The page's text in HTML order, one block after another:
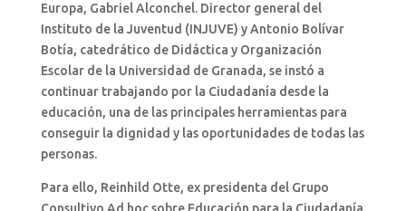
Europa, Gabriel Alconchel. Director general del
Instituto de la Juventud (INJUVE) y Antonio Bolívar
Botía, catedrático de Didáctica y Organización
Escolar de la Universidad de Granada, se instó a
continuar trabajando por la Ciudadanía desde la
educación, una de las principales herramientas para
conseguir la dignidad y las oportunidades de todas las
personas.
Para ello, Reinhild Otte, ex presidenta del Grupo